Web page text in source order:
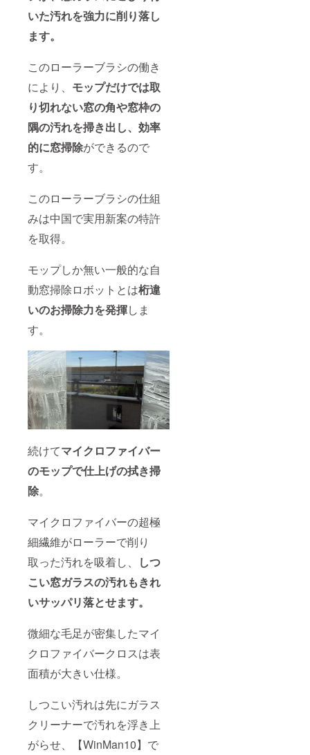
いた汚れを強力に削り落し
ます。
このローラーブラシの働き
により、 モップだけでは取
り切れない窓の角や窓枠の
隅の汚れを掃き出し、効率
的に窓掃除ができるので
す。
このローラーブラシの仕組
みは中国で実用新案の特許
を取得。
モップしか無い一般的な自
動窓掃除ロボットとは桁違
いのお掃除力を発揮しま
す。
続けてマイクロファイバー
のモップで仕上げの拭き掃
除。
マイクロファイバーの超極
細繊維がローラーで削り
取った汚れを吸着し、
しつ
こい窓ガラスの汚れもきれ
いサッパリ落とせます。
微細な毛足が密集したマイ
クロファイバークロスは表
面積が大きい仕様。
しつこい汚れは先にガラス
クリーナーで汚れを浮き上
がらせ、【WinMan10】で